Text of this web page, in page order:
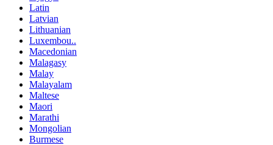
Latin
Latvian
Lithuanian
Luxembou..
Macedonian
Malagasy
Malay
Malayalam
Maltese
Maori
Marathi
Mongolian
Burmese